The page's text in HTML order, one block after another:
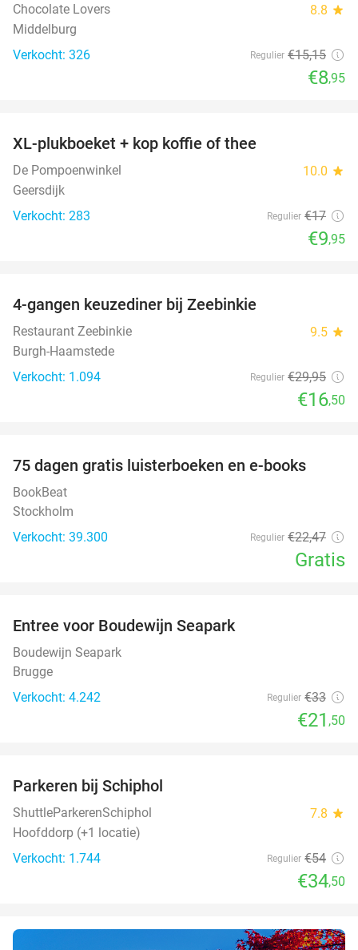
Chocolate Lovers 8.8 star
Middelburg
Verkocht: 326
Regulier €15,15
€8,95
XL-plukboeket + kop koffie of thee
De Pompoenwinkel 10.0 star
Geersdijk
Verkocht: 283
Regulier €17
€9,95
4-gangen keuzediner bij Zeebinkie
Restaurant Zeebinkie 9.5 star
Burgh-Haamstede
Verkocht: 1.094
Regulier €29,95
€16,50
75 dagen gratis luisterboeken en e-books
BookBeat
Stockholm
Verkocht: 39.300
Regulier €22,47
Gratis
Entree voor Boudewijn Seapark
Boudewijn Seapark
Brugge
Verkocht: 4.242
Regulier €33
€21 ,50
Parkeren bij Schiphol
ShuttleParkerenSchiphol 7.8 star
Hoofddorp (+1 locatie)
Verkocht: 1.744
Regulier €54
€34,50